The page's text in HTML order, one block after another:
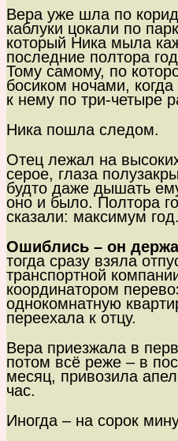
Вера уже шла по
каблуки цокали по
который Ника мыла
последние полтора
Тому самому, по
босиком ночами,
к нему по три-четыре
Ника пошла следом.
Отец лежал на
серое, глаза
будто даже дышать
оно и было. Полтора
сказали: максимум
Ошиблись – он
тогда сразу взяла
транспортной
координатором
однокомнатную
переехала к отцу.
Вера приезжала в
потом всё реже – в
месяц, привозила
час.
Иногда – на сорок